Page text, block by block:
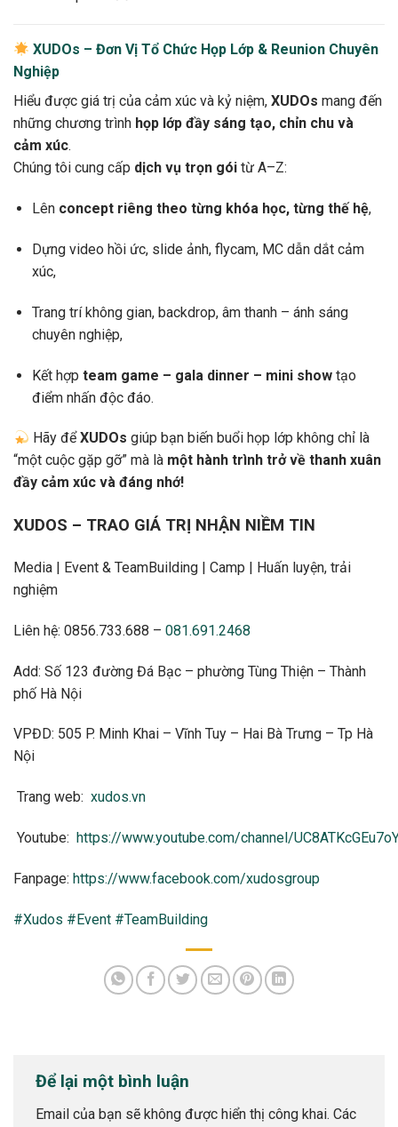
XUDOs – Đơn Vị Tổ Chức Họp Lớp & Reunion Chuyên
Nghiệp
Hiểu được giá trị của cảm xúc và kỷ niệm, XUDOs mang đến
những chương trình họp lớp đầy sáng tạo, chỉn chu và
cảm xúc.
Chúng tôi cung cấp dịch vụ trọn gói từ A–Z:
Lên concept riêng theo từng khóa học, từng thế hệ,
Dựng video hồi ức, slide ảnh, flycam, MC dẫn dắt cảm
xúc,
Trang trí không gian, backdrop, âm thanh – ánh sáng
chuyên nghiệp,
Kết hợp team game – gala dinner – mini showtạo
điểm nhấn độc đáo.
Hãy đểXUDOs giúp bạn biến buổi họp lớp không chỉ là
“một cuộc gặp gỡ” mà là một hành trình trở về thanh xuân
đầy cảm xúc và đáng nhớ!
XUDOS – TRAO GIÁ TRỊ NHẬN NIỀM TIN
Media | Event & TeamBuilding | Camp | Huấn luyện, trải
nghiệm
Liên hệ: 0856.733.688 – 081.691.2468
Add: Số 123 đường Đá Bạc – phường Tùng Thiện – Thành
phố Hà Nội
VPĐD: 505 P. Minh Khai – Vĩnh Tuy – Hai Bà Trưng – Tp Hà
Nội
Trang web: xudos.vn
Youtube: https://www.youtube.com/channel/
Fanpage: https://www.facebook.com/xudosgroup
#Xudos #Event #TeamBuilding
Để lại một bình luận
Email của bạn sẽ không được hiển thị công khai. Các